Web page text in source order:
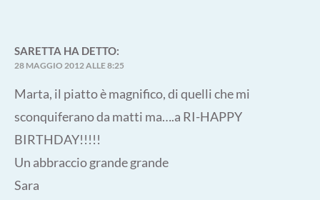
SARETTA HA DETTO:
28 MAGGIO 2012 ALLE 8:25
Marta, il piatto è magnifico, di quelli che mi
sconquiferano da matti ma….a RI-HAPPY
BIRTHDAY!!!!!
Un abbraccio grande grande
Sara